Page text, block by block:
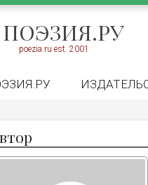
ПОЭЗИЯ.РУ
poezia.ru est. 2001
втор